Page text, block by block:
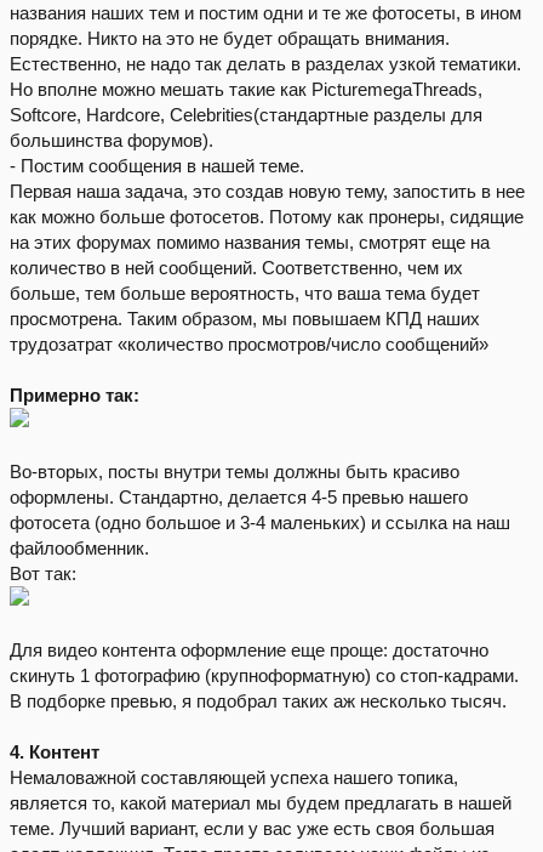
названия наших тем и постим одни и те же фотосеты, в ином
порядке. Никто на это не будет обращать внимания.
Естественно, не надо так делать в разделах узкой тематики.
Но вполне можно мешать такие как PicturemegaThreads,
Softcore, Hardcore, Celebrities(стандартные разделы для
большинства форумов).
- Постим сообщения в нашей теме.
Первая наша задача, это создав новую тему, запостить в нее
как можно больше фотосетов. Потому как пронеры, сидящие
на этих форумах помимо названия темы, смотрят еще на
количество в ней сообщений. Соответственно, чем их
больше, тем больше вероятность, что ваша тема будет
просмотрена. Таким образом, мы повышаем КПД наших
трудозатрат «количество просмотров/число сообщений»
Примерно так:
Во-вторых, посты внутри темы должны быть красиво
оформлены. Стандартно, делается 4-5 превью нашего
фотосета (одно большое и 3-4 маленьких) и ссылка на наш
файлообменник.
Вот так:
Для видео контента оформление еще проще: достаточно
скинуть 1 фотографию (крупноформатную) со стоп-кадрами.
В подборке превью, я подобрал таких аж несколько тысяч.
4. Контент
Немаловажной составляющей успеха нашего топика,
является то, какой материал мы будем предлагать в нашей
теме. Лучший вариант, если у вас уже есть своя большая